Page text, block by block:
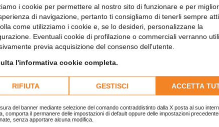
i cookie per permettere al nostro sito di funzionare e per
di navigazione, pertanto ti consigliamo di tenerli sempre
come utilizziamo i cookie e, se lo desideri, personalizzane la
Eventuali cookie di profilazione o commerciali verranno
previa acquisizione del consenso dell'utente.
l'informativa cookie completa.
RIFIUTA GESTISCI ACCETTA
del banner mediante selezione del comando contraddistinto dalla X posta al suo
comporta il permanere delle impostazioni di default oppure delle impostazioni
senza apportare alcuna modifica.
Dinner Plates Charming Horses...
ADD TO CART
Mickey